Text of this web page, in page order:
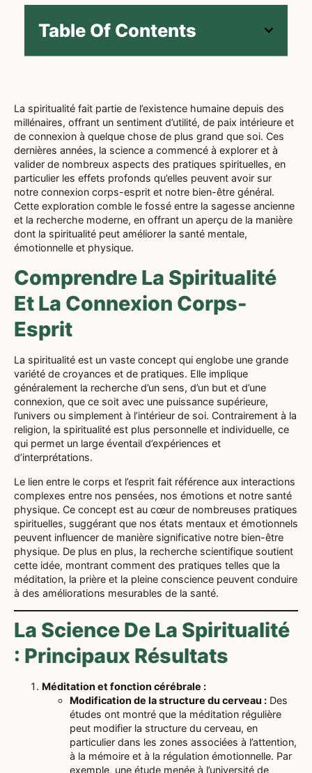
Table Of Contents
La spiritualité fait partie de l’existence humaine depuis des
millénaires, offrant un sentiment d’utilité, de paix intérieure et
de connexion à quelque chose de plus grand que soi. Ces
dernières années, la science a commencé à explorer et à
valider de nombreux aspects des pratiques spirituelles, en
particulier les effets profonds qu’elles peuvent avoir sur
notre connexion corps-esprit et notre bien-être général.
Cette exploration comble le fossé entre la sagesse ancienne
et la recherche moderne, en offrant un aperçu de la manière
dont la spiritualité peut améliorer la santé mentale,
émotionnelle et physique.
Comprendre La Spiritualité
Et La Connexion Corps-
Esprit
La spiritualité est un vaste concept qui englobe une grande
variété de croyances et de pratiques. Elle implique
généralement la recherche d’un sens, d’un but et d’une
connexion, que ce soit avec une puissance supérieure,
l’univers ou simplement à l’intérieur de soi. Contrairement à la
religion, la spiritualité est plus personnelle et individuelle, ce
qui permet un large éventail d’expériences et
d’interprétations.
Le lien entre le corps et l’esprit fait référence aux interactions
complexes entre nos pensées, nos émotions et notre santé
physique. Ce concept est au cœur de nombreuses pratiques
spirituelles, suggérant que nos états mentaux et émotionnels
peuvent influencer de manière significative notre bien-être
physique. De plus en plus, la recherche scientifique soutient
cette idée, montrant comment des pratiques telles que la
méditation, la prière et la pleine conscience peuvent conduire
à des améliorations mesurables de la santé.
La Science De La Spiritualité
: Principaux Résultats
Méditation et fonction cérébrale :
Modification de la structure du cerveau : Des
études ont montré que la méditation régulière
peut modifier la structure du cerveau, en
particulier dans les zones associées à l’attention,
à la mémoire et à la régulation émotionnelle. Par
exemple, une étude menée à l’université de